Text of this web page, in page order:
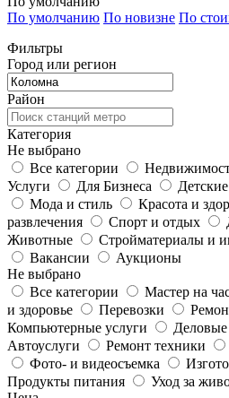
По умолчанию По новизне По
Фильтры
Город или регион
Район
Категория
Не выбрано
Все категории
Услуги
Для Бизнеса
Мода и стиль
Красота и
развлечения
Спорт и отдых
Животные
Стройматериалы и
Вакансии
Аукционы
Не выбрано
Все категории
Мастер на
и здоровье
Перевозки
Компьютерные услуги
Деловые
Автоуслуги
Ремонт техники
Фото- и видеосъемка
Продукты питания
Уход за